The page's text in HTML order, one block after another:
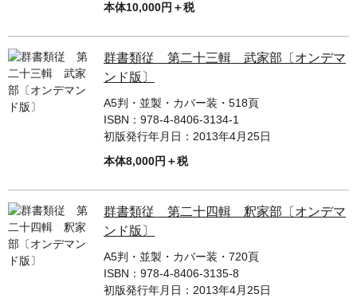
本体10,000円＋税
群書類従 第二十三輯 武家部〔オンデマ
ンド版〕
A5判・並製・カバー装・518頁
ISBN： 978-4-8406-3134-1
初版発行年月日： 2013年4月25日
本体8,000円＋税
群書類従 第二十四輯 釈家部〔オンデマ
ンド版〕
A5判・並製・カバー装・720頁
ISBN： 978-4-8406-3135-8
初版発行年月日： 2013年4月25日